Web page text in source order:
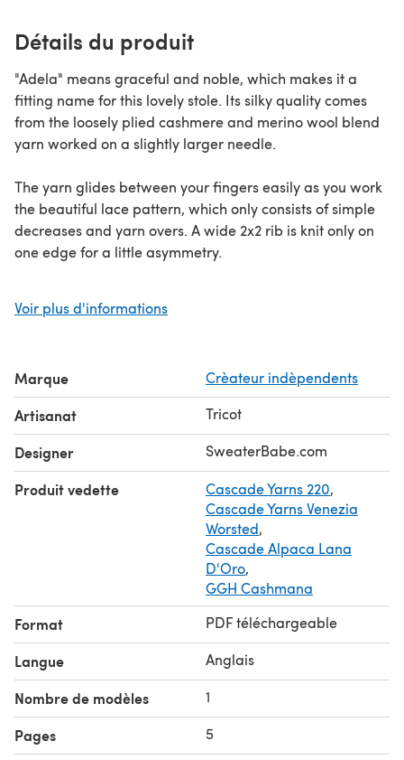
Détails du produit
"Adela" means graceful and noble, which makes it a
fitting name for this lovely stole. Its silky quality comes
from the loosely plied cashmere and merino wool blend
yarn worked on a slightly larger needle.
The yarn glides between your fingers easily as you work
the beautiful lace pattern, which only consists of simple
decreases and yarn overs. A wide 2x2 rib is knit only on
one edge for a little asymmetry.
embossed edges that give the finished shawl lots of
Knit it in the creamy white, as shown, to emphasize its
soft-as-a-cloud status. Self-scalloping edges where the
lace begins and ends add an additional feminine touch.
Sample is shown in Knitpicks Capra DK. A suggested
substitute is shown below.
Voir plus d'informations
Marque Crèateur indèpendents
Artisanat Tricot
Designer SweaterBabe.com
Produit vedette Cascade Yarns 220,
Cascade Yarns Venezia
Worsted,
Cascade Alpaca Lana
D'Oro,
GGH Cashmana
Format PDF téléchargeable
Langue Anglais
Nombre de modèles 1
Pages 5